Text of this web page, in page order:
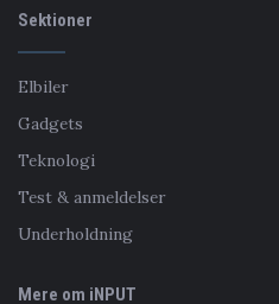
Sektioner
Elbiler
Gadgets
Teknologi
Test & anmeldelser
Underholdning
Mere om iNPUT